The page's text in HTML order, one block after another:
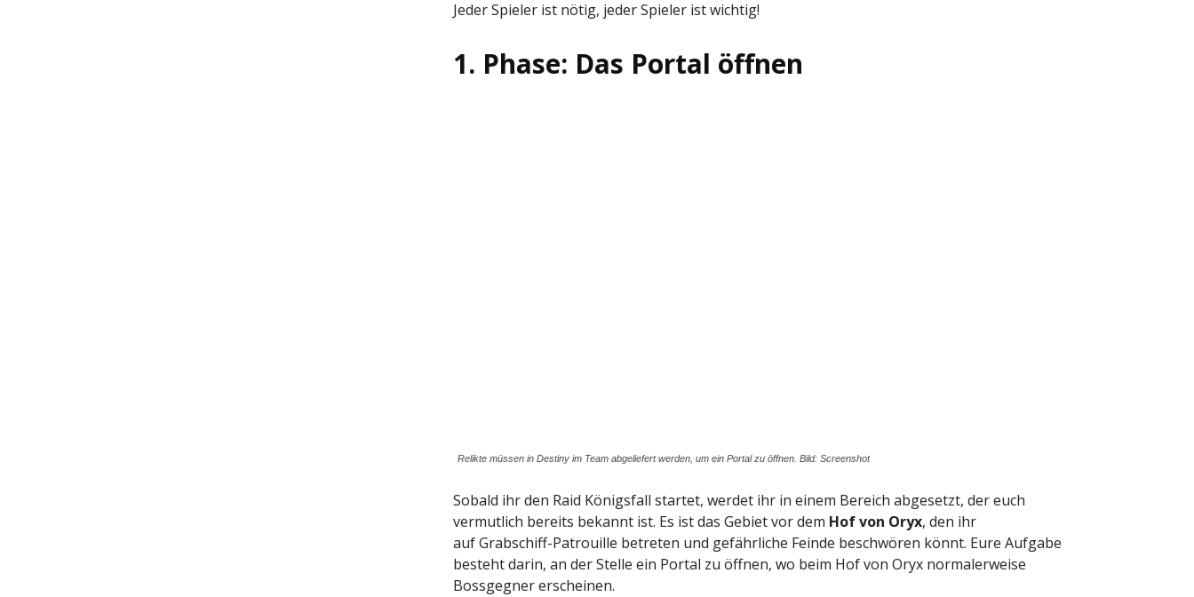
Jeder Spieler ist nötig, jeder Spieler ist wichtig!
1. Phase: Das Portal öffnen
Relikte müssen in Destiny im Team abgeliefert werden, um ein Portal zu öffnen. Bild: Screenshot
Sobald ihr den Raid Königsfall startet, werdet ihr in einem Bereich abgesetzt, der euch
vermutlich bereits bekannt ist. Es ist das Gebiet vor dem Hof von Oryx, den ihr
auf Grabschiff-Patrouille betreten und gefährliche Feinde beschwören könnt. Eure Aufgabe
besteht darin, an der Stelle ein Portal zu öffnen, wo beim Hof von Oryx normalerweise
Bossgegner erscheinen.